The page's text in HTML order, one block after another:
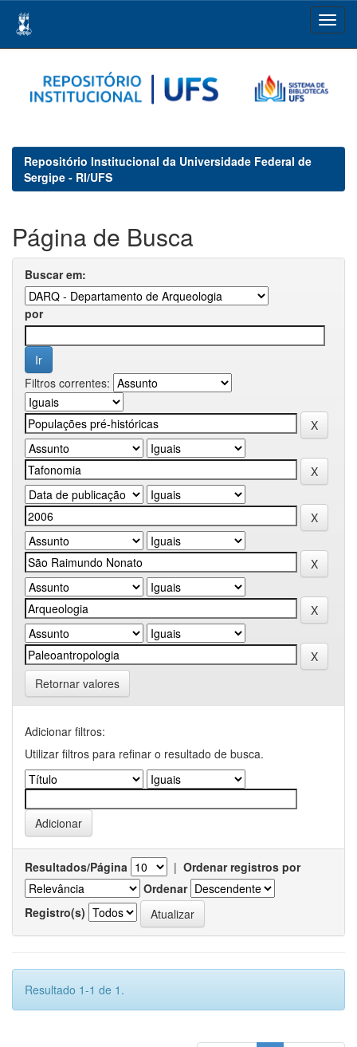
navigation
Repositório Institucional da Universidade Federal de
Sergipe - RI/UFS
Página de Busca
Buscar em:
por
Filtros correntes:
Retornar valores
Adicionar filtros:
Utilizar filtros para refinar o resultado de busca.
Resultados/Página | Ordenar registros por
Ordenar
Registro(s)
Resultado 1-1 de 1.